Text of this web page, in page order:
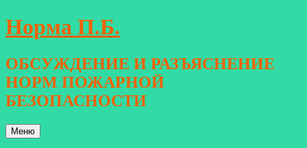
Перейти
к
Норма П.Б.
ОБСУЖДЕНИЕ И РАЗЪЯСНЕНИЕ
НОРМ ПОЖАРНОЙ
БЕЗОПАСНОСТИ
Меню